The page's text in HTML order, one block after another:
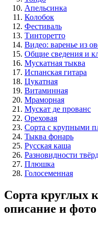
Апельсинка
Колобок
Фестиваль
Тинторетто
Видео: варенье из
Общие сведения и
Мускатная тыква
Испанская гитара
Цукатная
Витаминная
Мраморная
Мускат де прованс
Ореховая
Сорта с крупными
Тыква фонарь
Русская каша
Разновидности
Плюшка
Голосеменная
Сорта круглых
описание и фото